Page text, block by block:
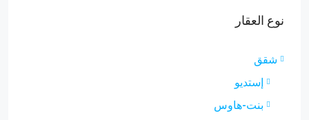
نوع العقار
شقق
إستديو
بنت-هاوس